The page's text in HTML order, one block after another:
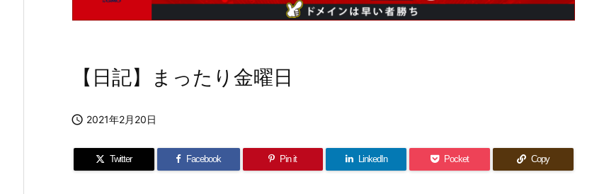
【日記】まったり金曜日
 2021年2月20日
Twitter Facebook Pin it LinkedIn Pocket Copy